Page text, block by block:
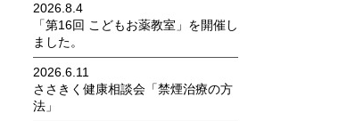
2026.8.4
「第16回 こどもお薬教室」を開催し
ました。
2026.6.11
ささきく健康相談会「禁煙治療の方
法」